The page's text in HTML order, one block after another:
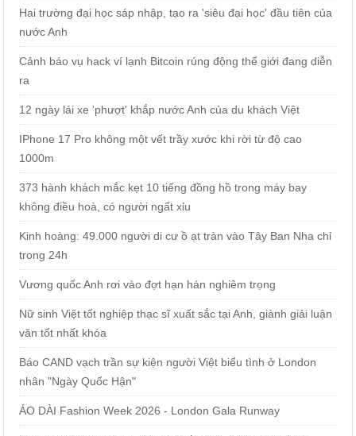
Hai trường đại học sáp nhập, tạo ra 'siêu đại học' đầu tiên của
nước Anh
Cảnh báo vụ hack ví lạnh Bitcoin rúng động thế giới đang diễn
ra
12 ngày lái xe 'phượt' khắp nước Anh của du khách Việt
IPhone 17 Pro không một vết trầy xước khi rời từ độ cao
1000m
373 hành khách mắc kẹt 10 tiếng đồng hồ trong máy bay
không điều hoà, có người ngất xỉu
Kinh hoàng: 49.000 người di cư ồ ạt tràn vào Tây Ban Nha chỉ
trong 24h
Vương quốc Anh rơi vào đợt hạn hán nghiêm trọng
Nữ sinh Việt tốt nghiệp thạc sĩ xuất sắc tại Anh, giành giải luận
văn tốt nhất khóa
Báo CAND vạch trần sự kiện người Việt biểu tình ở London
nhân "Ngày Quốc Hận"
ÁO DÀI Fashion Week 2026 - London Gala Runway